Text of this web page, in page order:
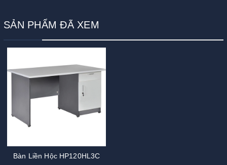
SẢN PHẨM ĐÃ XEM
Bàn Liền Hộc HP120HL3C